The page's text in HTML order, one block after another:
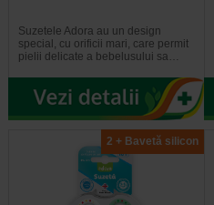
Suzetele Adora au un design
special, cu orificii mari, care permit
pielii delicate a bebelusului sa…
2 + Bavetă silicon